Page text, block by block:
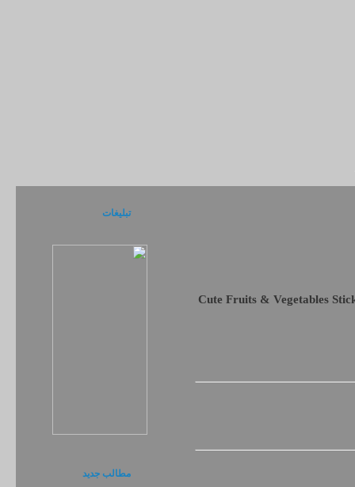
Cute Fruits & Vegetables
تبلیغات
مطالب جديد